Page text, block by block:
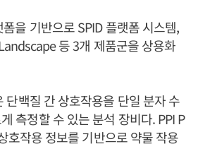
을 기반으로 SPID 플랫폼 시스템,
등 3개 제품군을 상용화
단백질 간 상호작용을 단일 분자 수
측정할 수 있는 분석 장비다. PPI P
호작용 정보를 기반으로 약물 작용